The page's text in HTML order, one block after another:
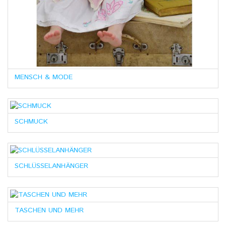
MENSCH & MODE
SCHMUCK
SCHLÜSSELANHÄNGER
TASCHEN UND MEHR